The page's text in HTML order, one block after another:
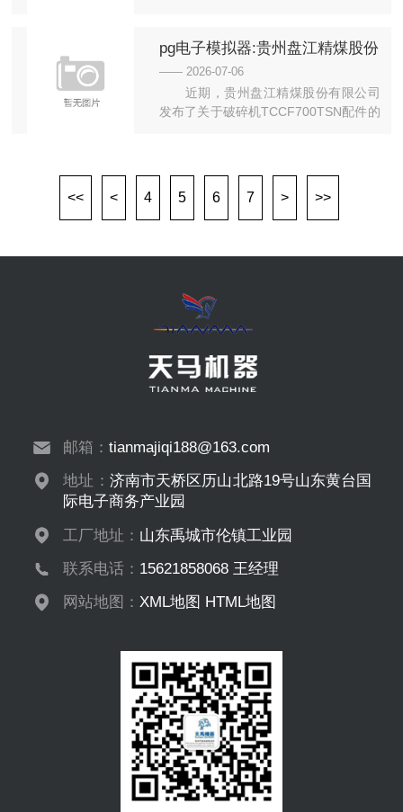
pg电子模拟器:贵州盘江精煤股份
有限公司发布破碎机配件采购公
—— 2026-07-06
近期，贵州盘江精煤股份有限公司
发布了关于破碎机TCCF700TSN配件的
<< < 4 5 6 7 > >>
邮箱：tianmajiqi188@163.com
地址： 济南市天桥区历山北路19号山东黄台国
际电子商务产业园
工厂地址： 山东禹城市伦镇工业园
联系电话： 15621858068 王经理
网站地图：XML地图 HTML地图